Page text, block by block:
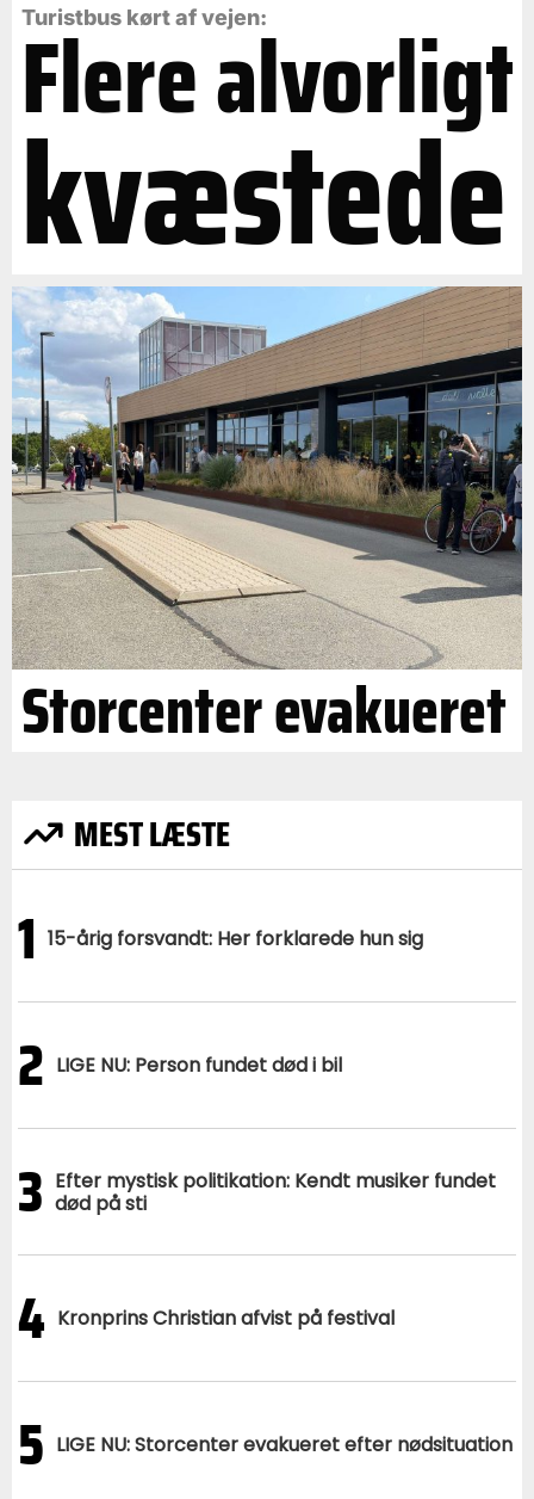
Turistbus kørt af vejen:
Flere alvorligt
kvæstede
Storcenter evakueret
MEST LÆSTE
1 15-årig forsvandt: Her forklarede hun sig
2 LIGE NU: Person fundet død i bil
3 Efter mystisk politikation: Kendt musiker fundet
død på sti
4 Kronprins Christian afvist på festival
5 LIGE NU: Storcenter evakueret efter nødsituation